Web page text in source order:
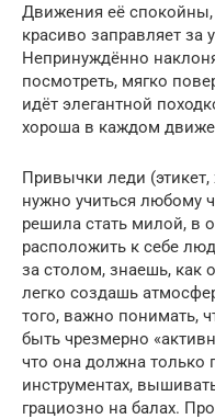
Движения её
красиво заправляет за
Непринуждённо
посмотреть, мягко
идёт элегантной
хороша в каждом
Привычки леди
нужно учиться любому
решила стать милой, в
расположить к себе
за столом, знаешь, как
легко создашь
того, важно понимать,
быть чрезмерно
что она должна только
инструментах,
грациозно на балах.